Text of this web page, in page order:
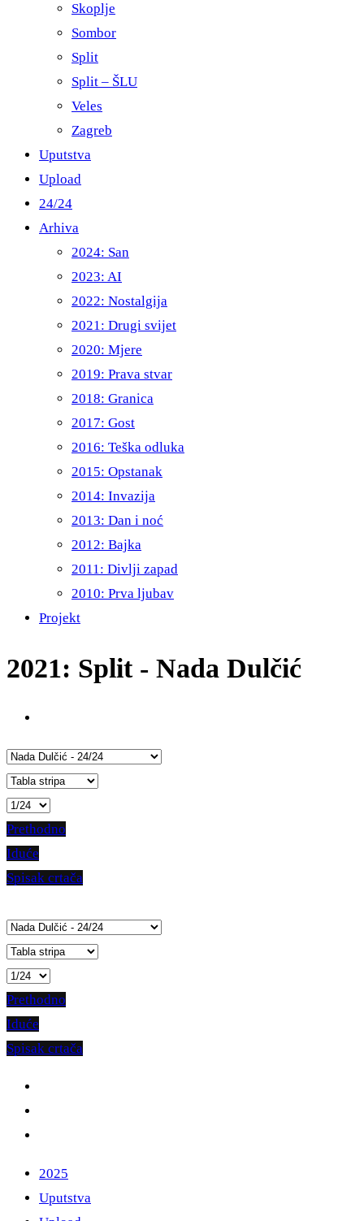
Skoplje
Sombor
Split
Split – ŠLU
Veles
Zagreb
Uputstva
Upload
24/24
Arhiva
2024: San
2023: AI
2022: Nostalgija
2021: Drugi svijet
2020: Mjere
2019: Prava stvar
2018: Granica
2017: Gost
2016: Teška odluka
2015: Opstanak
2014: Invazija
2013: Dan i noć
2012: Bajka
2011: Divlji zapad
2010: Prva ljubav
Projekt
2021: Split - Nada Dulčić
Prethodno
Iduće
Spisak crtača
Prethodno
Iduće
Spisak crtača
2025
Uputstva